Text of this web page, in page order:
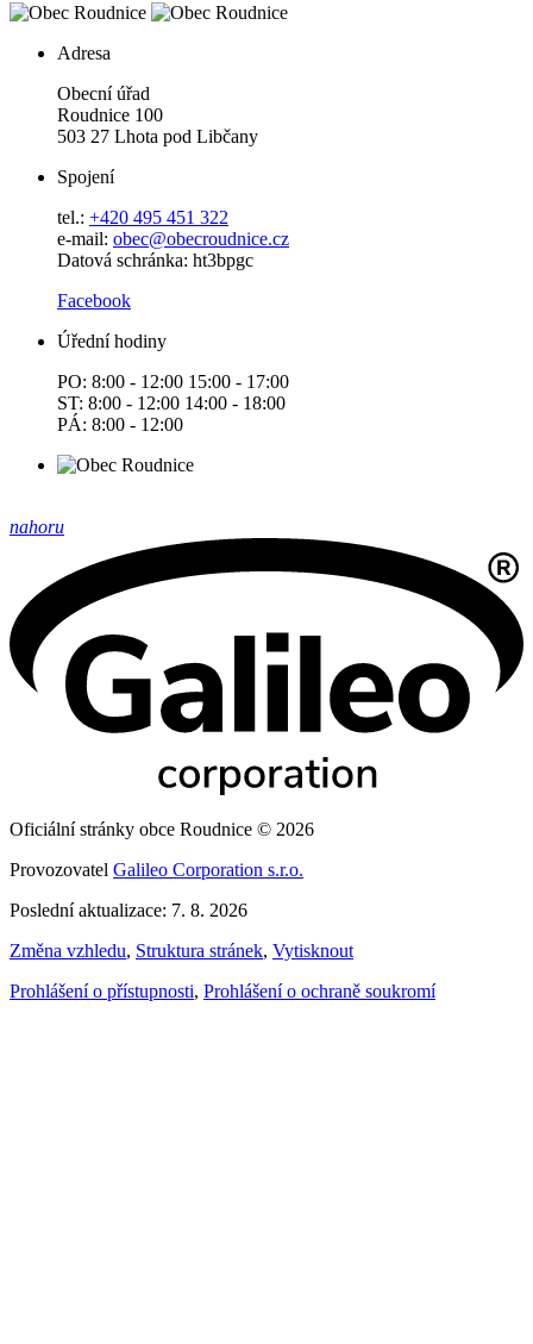
Adresa
Obecní úřad
Roudnice 100
503 27 Lhota pod Libčany
Spojení
tel.: +420 495 451 322
e-mail: obec@obecroudnice.cz
Datová schránka: ht3bpgc
Facebook
Úřední hodiny
PO: 8:00 - 12:00 15:00 - 17:00
ST: 8:00 - 12:00 14:00 - 18:00
PÁ: 8:00 - 12:00
nahoru
Oficiální stránky obce Roudnice © 2026
Provozovatel Galileo Corporation s.r.o.
Poslední aktualizace: 7. 8. 2026
Změna vzhledu, Struktura stránek, Vytisknout
Prohlášení o přístupnosti, Prohlášení o ochraně soukromí